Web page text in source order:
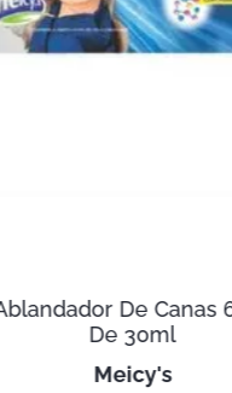
De Canas
De 30ml
meicy's